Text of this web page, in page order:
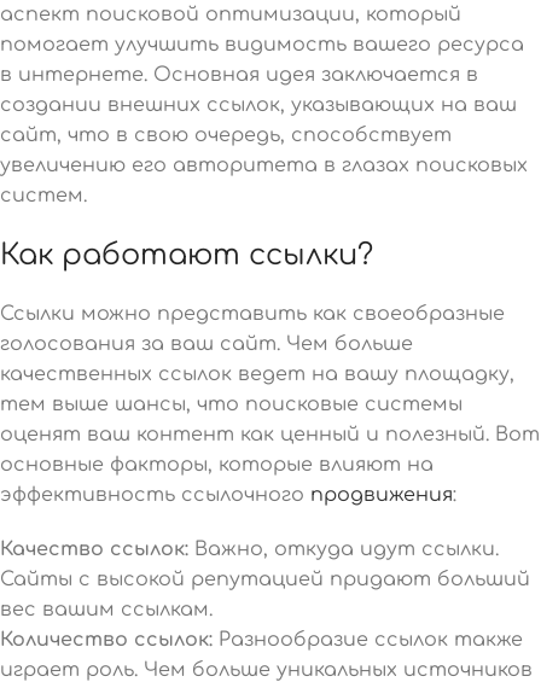
аспект поисковой оптимизации, который
помогает улучшить видимость вашего ресурса
в интернете. Основная идея заключается в
создании внешних ссылок, указывающих на ваш
сайт, что в свою очередь, способствует
увеличению его авторитета в глазах поисковых
систем.
Как работают ссылки?
Ссылки можно представить как своеобразные
голосования за ваш сайт. Чем больше
качественных ссылок ведет на вашу площадку,
тем выше шансы, что поисковые системы
оценят ваш контент как ценный и полезный. Вот
основные факторы, которые влияют на
эффективность ссылочного продвижения:
Качество ссылок: Важно, откуда идут ссылки.
Сайты с высокой репутацией придают больший
вес вашим ссылкам.
Количество ссылок: Разнообразие ссылок также
играет роль. Чем больше уникальных источников